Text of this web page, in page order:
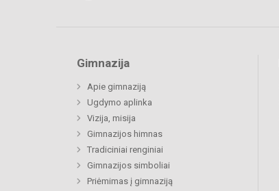
Gimnazija
Apie gimnaziją
Ugdymo aplinka
Vizija, misija
Gimnazijos himnas
Tradiciniai renginiai
Gimnazijos simboliai
Priėmimas į gimnaziją